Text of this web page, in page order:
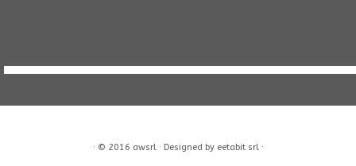
· © 2016 awsrl· Designed by eetabit srl·